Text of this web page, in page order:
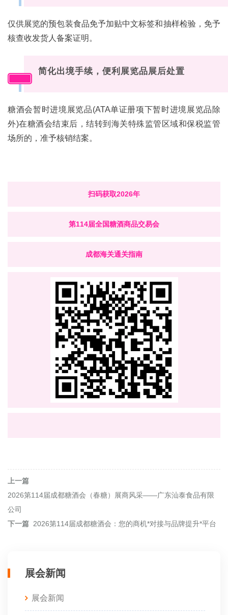
仅供展览的预包装食品免予加贴中文标签和抽样检验，免予
核查收发货人备案证明。
简化出境手续，便利展览品展后处置
糖酒会暂时进境展览品(ATA单证册项下暂时进境展览品除
外)在糖酒会结束后，结转到海关特殊监管区域和保税监管
场所的，准予核销结案。
扫码获取2026年
第114届全国糖酒商品交易会
成都海关通关指南
上一篇
2026第114届成都糖酒会（春糖）展商风采——广东汕泰食品有限
公司
下一篇 2026第114届成都糖酒会：您的商机*对接与品牌提升*平台
展会新闻
展会新闻